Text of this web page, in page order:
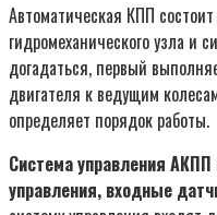
Автоматическая КПП
гидромеханического узла и
догадаться, первый
двигателя к ведущим
определяет порядок работы.
Система управления
управления, входные